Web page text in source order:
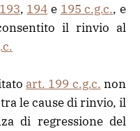
, 194 e 195 c.g.c., e
il rinvio al
art. 199 c.g.c. non
le cause di rinvio, il
di regressione del